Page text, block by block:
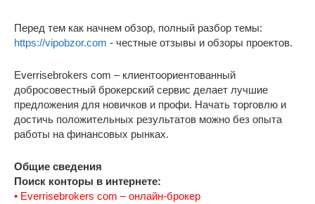
Перед тем как начнем обзор, полный разбор темы:
https://vipobzor.com - честные отзывы и обзоры проектов.
Everrisebrokers com – клиентоориентованный
добросовестный брокерский сервис делает лучшие
предложения для новичков и профи. Начать торговлю и
достичь положительных результатов можно без опыта
работы на финансовых рынках.
Общие сведения
Поиск конторы в интернете:
• Everrisebrokers com – онлайн-брокер